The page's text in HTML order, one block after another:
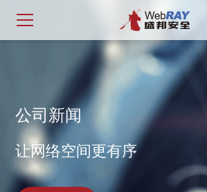
公司新闻
让网络空间更有序